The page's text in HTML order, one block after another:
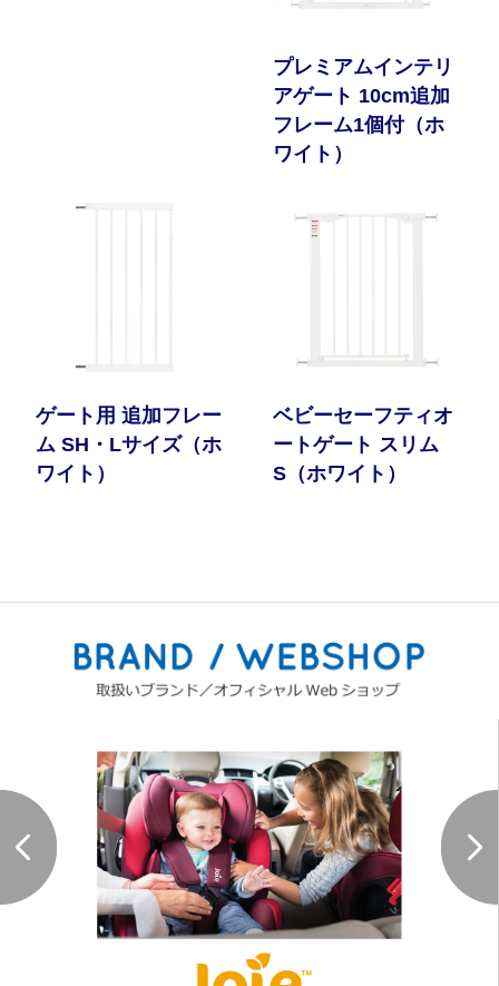
プレミアムインテリ
アゲート 10cm追加
フレーム1個付（ホ
ワイト）
ゲート用 追加フレー
ム SH・Lサイズ（ホ
ワイト）
ベビーセーフティオ
ートゲート スリム
S（ホワイト）